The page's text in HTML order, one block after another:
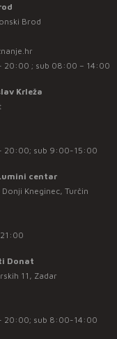
Brod
; sub 08:00 – 14:00
Krleža
20:00; sub 9:00-15:00
centar
Kneginec, Turčin
Donat
11, Zadar
20:00; sub 8:00-14:00